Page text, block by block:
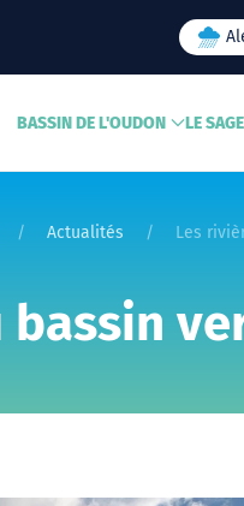
BASSIN DE L'OUDON LE SAGE
Actualités Les